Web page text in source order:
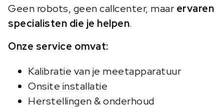
Geen robots, geen callcenter, maar ervaren
specialisten die je helpen.
Onze service omvat:
Kalibratie van je meetapparatuur
Onsite installatie
Herstellingen & onderhoud